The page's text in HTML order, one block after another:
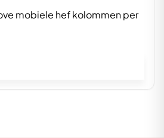
mobiele hef kolommen per